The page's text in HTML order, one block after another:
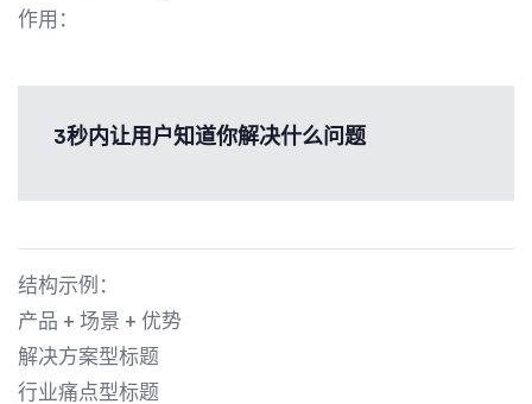
作用：
3秒内让用户知道你解决什么问题
结构示例：
产品 + 场景 + 优势
解决方案型标题
行业痛点型标题